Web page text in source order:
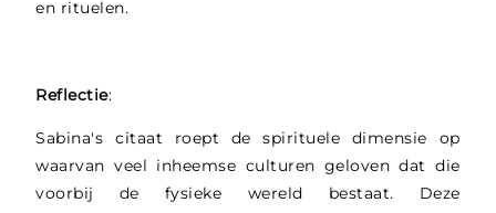
en rituelen.
Reflectie:
Sabina's citaat roept de spirituele dimensie op
waarvan veel inheemse culturen geloven dat die
voorbij de fysieke wereld bestaat. Deze